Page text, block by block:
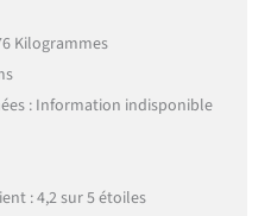
Kilogrammes
: Information indisponible
: 4,2 sur 5 étoiles